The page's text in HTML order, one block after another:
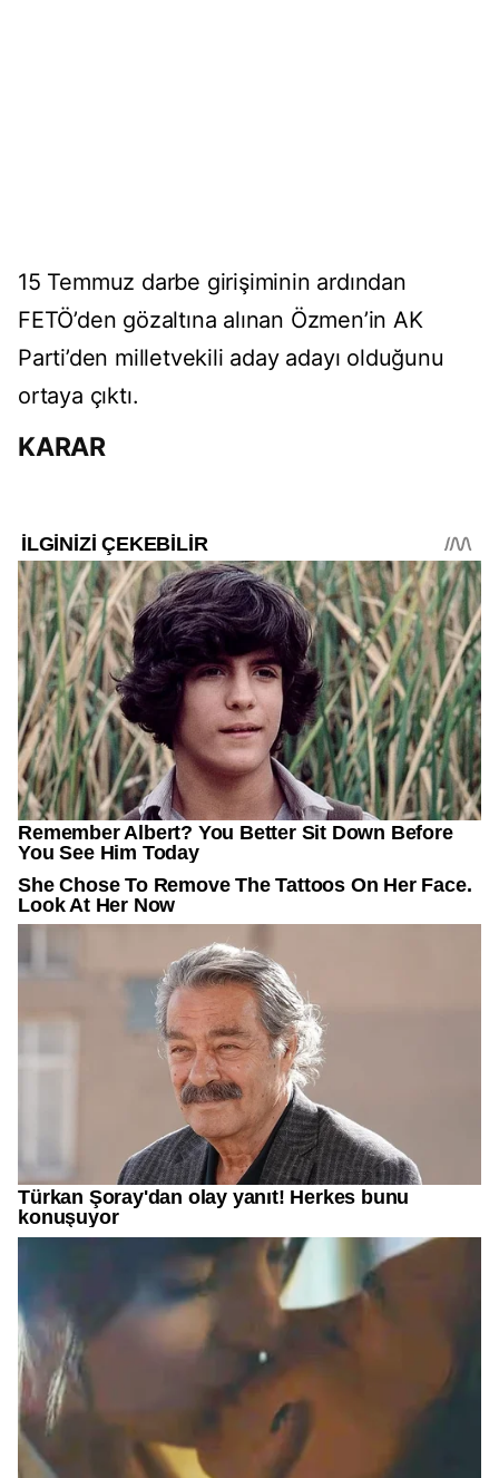
15 Temmuz darbe girişiminin ardından
FETÖ’den gözaltına alınan Özmen’in AK
Parti’den milletvekili aday adayı olduğunu
ortaya çıktı.
KARAR